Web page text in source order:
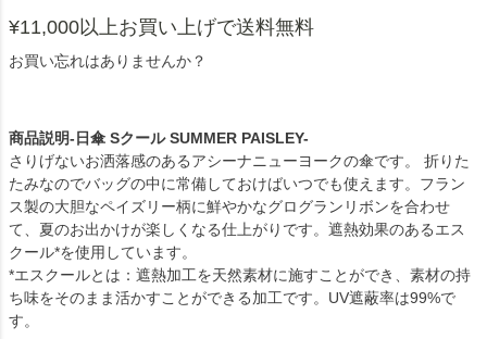
¥11,000以上お買い上げで送料無料
お買い忘れはありませんか？
商品説明-日傘 Sクール SUMMER PAISLEY-
さりげないお洒落感のあるアシーナニューヨークの傘です。 折りた
たみなのでバッグの中に常備しておけばいつでも使えます。フラン
ス製の大胆なペイズリー柄に鮮やかなグログランリボンを合わせ
て、夏のお出かけが楽しくなる仕上がりです。遮熱効果のあるエス
クール*を使用しています。
*エスクールとは：遮熱加工を天然素材に施すことができ、素材の持
ち味をそのまま活かすことができる加工です。UV遮蔽率は99%で
す。